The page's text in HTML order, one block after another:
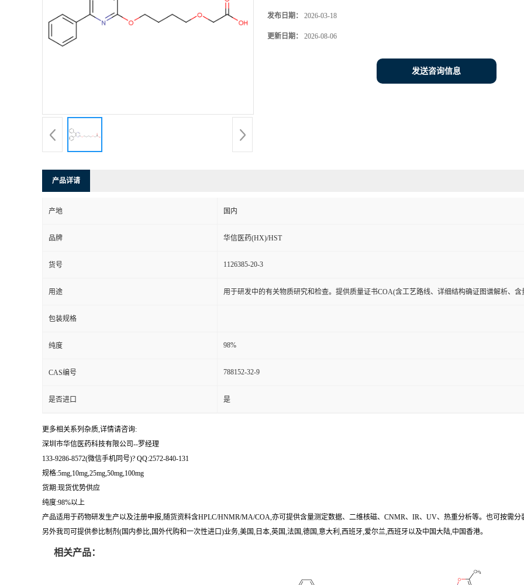
发布日期： 2026-03-18
更新日期： 2026-08-06
发送咨询信息
产品详请
产地 国内
品牌 华信医药(HX)/HST
货号 1126385-20-3
用途 用于研发中的有关物质研究和检查。提供质量证书COA(含工艺路线、详细结构确证图谱解析、含
包装规格
纯度 98%
CAS编号 788152-32-9
是否进口 是
更多相关系列杂质,详情请咨询:
深圳市华信医药科技有限公司--罗经理
133-9286-8572(微信手机同号)? QQ:2572-840-131
规格:5mg,10mg,25mg,50mg,100mg
货期:现货优势供应
纯度:98%以上
产品适用于药物研发生产以及注册申报,随货资料含HPLC/HNMR/MA/COA,亦可提供含量测定数据、二维核磁、CNMR、IR、UV、热重分析等。也可按需分
另外我司可提供参比制剂(国内参比,国外代购和一次性进口)业务,美国,日本,英国,法国,德国,意大利,西班牙,爱尔兰,西班牙以及中国大陆,中国香港。
相关产品：